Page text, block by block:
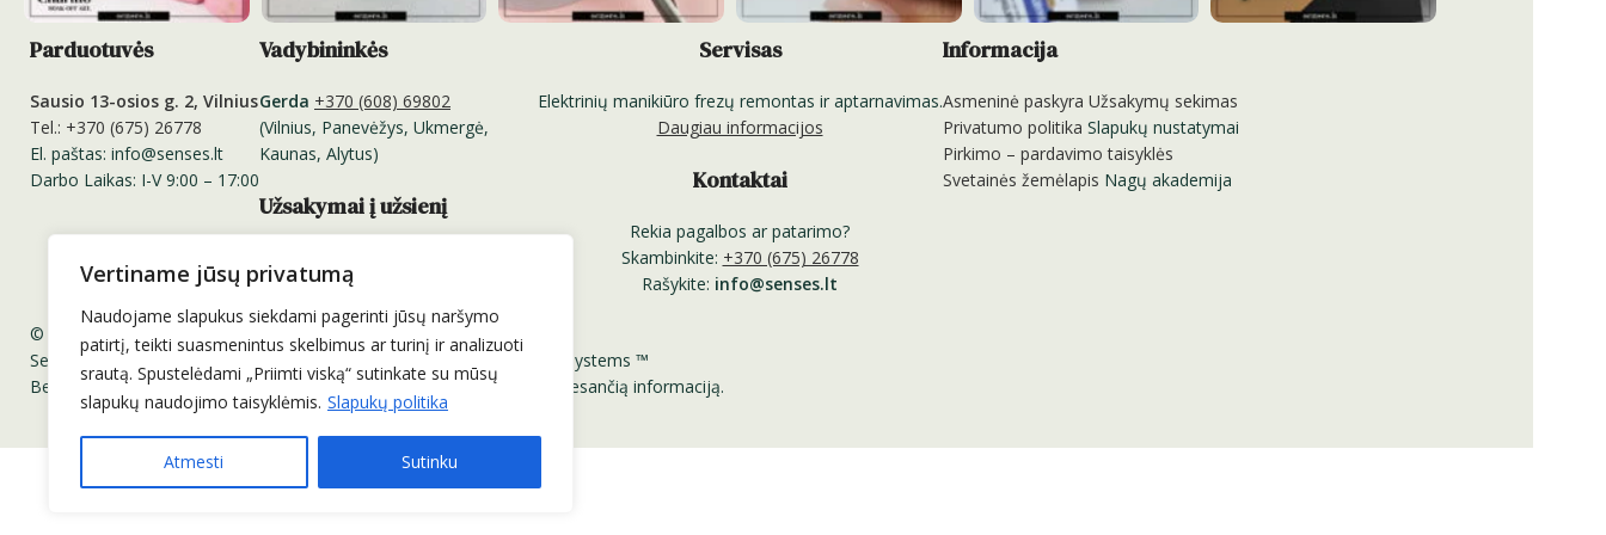
Vertiname jūsų privatumą
Naudojame slapukus siekdami pagerinti jūsų naršymo
patirtį, teikti suasmenintus skelbimus ar turinį ir analizuoti
srautą. Spustelėdami „Priimti viską“ sutinkate su mūsų
slapukų naudojimo taisyklėmis. Slapukų politika
Atmesti Sutinku
Parduotuvės
Sausio 13-osios g. 2, Vilnius
Tel.: +370 (675) 26778
El. paštas: info@senses.lt
Darbo Laikas: I-V 9:00 – 17:00
Vadybininkės
Gerda +370 (608) 69802
(Vilnius, Panevėžys, Ukmergė,
Kaunas, Alytus)
Užsakymai į užsienį
el. paštu:info@senses.lt
Servisas
Elektrinių manikiūro frezų remontas ir aptarnavimas.
Daugiau informacijos
Kontaktai
Rekia pagalbos ar patarimo?
Skambinkite: +370 (675) 26778
Rašykite: info@senses.lt
Informacija
Asmeninė paskyra Užsakymų sekimas
Privatumo politika Slapukų nustatymai
Pirkimo – pardavimo taisyklės
Svetainės žemėlapis Nagų akademija
© 2011-2025 UAB „Prodeka“. Visos teisės saugomos.
Senses.lt ™ Sensesnails.eu ™ Charme Gel ™ Senses Professional Nail Systems ™
Be UAB „Prodeka“ sutikimo draudžiama kopijuoti ir platinti svetainėje esančią informaciją.